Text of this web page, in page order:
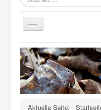
...
Navigation
an/aus
Startseite
Über uns
Leistungen
Aktuelle Seite: